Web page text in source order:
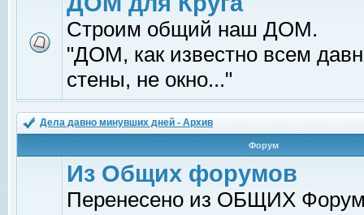
Строим общий наш ДОМ.
"ДОМ, как известно всем
стены, не окно..."
Дела давно минувших дней - Архив
Форум
Из Общих форумов
Перенесено из ОБЩИХ